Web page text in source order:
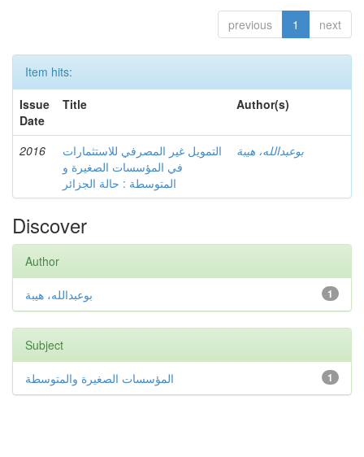
previous 1 next
Item hits:
Issue
Date
Title Author(s)
2016
التمويل غير المصرفي للاستثمارات
في المؤسسات الصغيرة و
المتوسطة : حالة الجزائر
بوعبدالله، هيبة
Discover
Author
1 بوعبدالله، هيبة
Subject
1 المؤسسات الصغيرة والمتوسطة